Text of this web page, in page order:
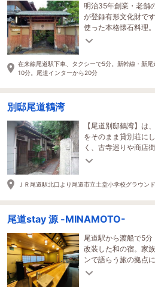
明治35年創業・老舗
が登録有形文化財で
使った本格懐石料理
郎監督作品「東京物
在来線尾道駅下車、タクシーで5分。新幹線・新
10分。尾道インターから20分
別邸尾道鶴湾
【尾道別邸鶴湾】は
をそのまま貸別荘に
く、古寺巡りや商店
す。
ＪＲ尾道駅北口より尾道市立土堂小学校グラウン
尾道stay 源 -MINAMOTO-
尾道駅から渡船で5
改装した和の宿。家
ンで語らう旅の拠点
観光もしまなみ海道